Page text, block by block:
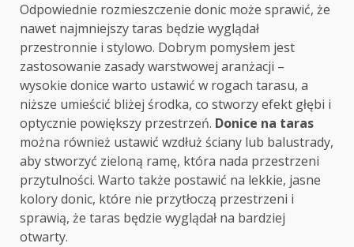
Odpowiednie rozmieszczenie donic może sprawić, że
nawet najmniejszy taras będzie wyglądał
przestronnie i stylowo. Dobrym pomysłem jest
zastosowanie zasady warstwowej aranżacji –
wysokie donice warto ustawić w rogach tarasu, a
niższe umieścić bliżej środka, co stworzy efekt głębi i
optycznie powiększy przestrzeń. Donice na taras
można również ustawić wzdłuż ściany lub balustrady,
aby stworzyć zieloną ramę, która nada przestrzeni
przytulności. Warto także postawić na lekkie, jasne
kolory donic, które nie przytłoczą przestrzeni i
sprawią, że taras będzie wyglądał na bardziej
otwarty.